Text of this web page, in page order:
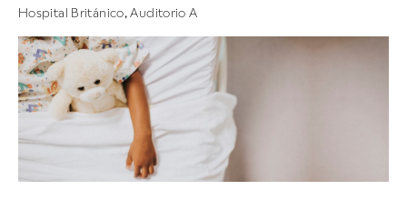
Hospital Británico, Auditorio A